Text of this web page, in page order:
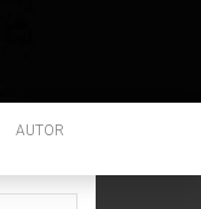
AUTOR